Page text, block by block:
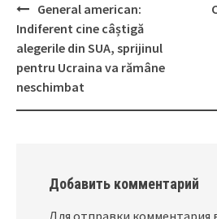
Post
navigation
General american:
Indiferent cine câștigă
alegerile din SUA, sprijinul
pentru Ucraina va rămâne
neschimbat
Добавить комментарий